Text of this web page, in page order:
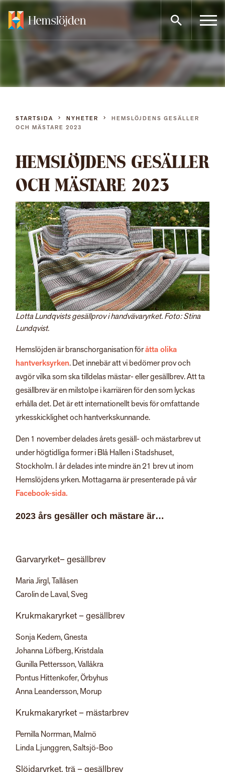
Gå
innehållet
STARTSIDA NYHETER
HEMSLÖJDENS GESÄLLER
OCH MÄSTARE 2023
HEMSLÖJDENS GESÄLLER
OCH MÄSTARE 2023
Lotta Lundqvists gesällprov i handvävaryrket. Foto: Stina
Lundqvist.
Hemslöjden är branschorganisation föråtta olika
hantverksyrken. Det innebär att vi bedömer prov och
avgör vilka som ska tilldelas mästar- eller gesällbrev.Att ta
gesällbrev är en milstolpe i karriären för den som lyckas
erhålla det. Det är ett internationellt bevis för omfattande
yrkesskicklighet och hantverkskunnande.
Den 1 november delades årets gesäll- och mästarbrev ut
under högtidliga former i Blå Hallen i Stadshuset,
Stockholm. I år delades inte mindre än 21 brev ut inom
Hemslöjdens yrken. Mottagarna är presenterade på vår
Facebook-sida.
2023 års gesäller och mästare är…
Garvaryrket– gesällbrev
Maria Jirgl, Tallåsen
Carolin de Laval, Sveg
Krukmakaryrket – gesällbrev
Sonja Kedem, Gnesta
Johanna Löfberg, Kristdala
Gunilla Pettersson, Vallåkra
Pontus Hittenkofer, Örbyhus
Anna Leandersson, Morup
Krukmakaryrket – mästarbrev
Pernilla Norrman, Malmö
Linda Ljunggren, Saltsjö-Boo
Slöjdaryrket, trä – gesällbrev